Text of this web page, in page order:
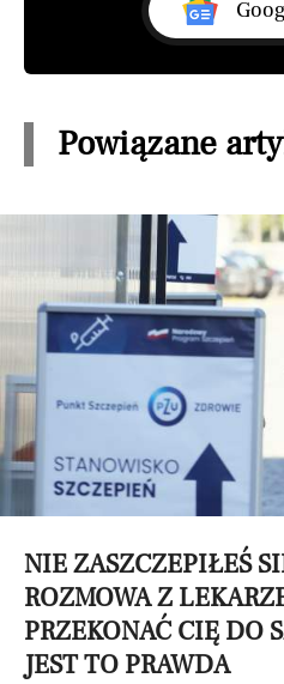
Powiązane
NIE ZASZCZEPIŁEŚ
ROZMOWA Z
PRZEKONAĆ CIĘ DO
JEST TO PRAWDA